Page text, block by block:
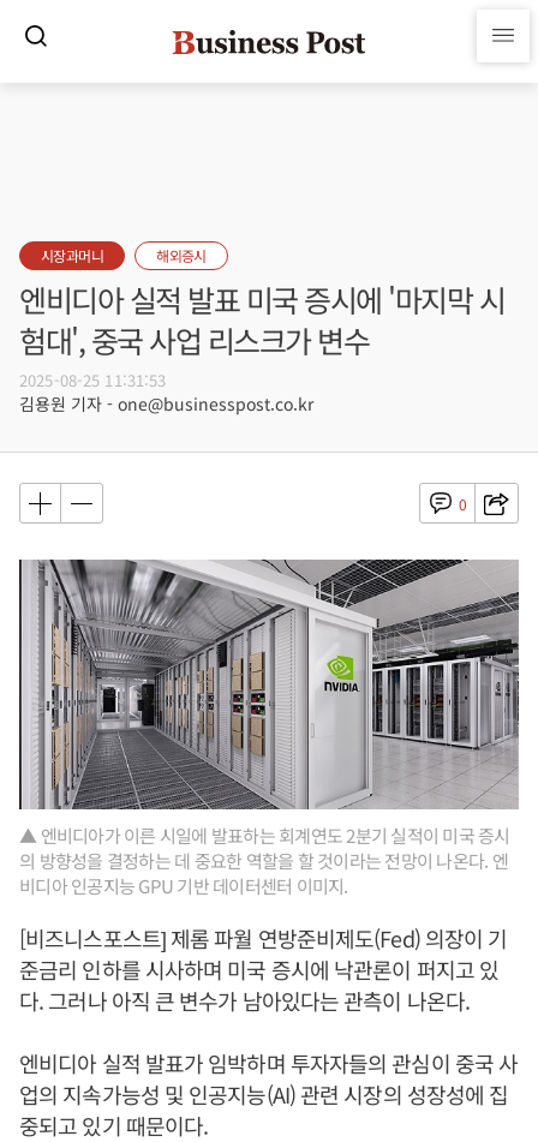
시장과머니 해외증시
엔비디아 실적 발표 미국 증시에 '마지막 시
험대', 중국 사업 리스크가 변수
2025-08-25 11:31:53
김용원 기자 - one@businesspost.co.kr
0
▲ 엔비디아가 이른 시일에 발표하는 회계연도 2분기 실적이 미국 증시
의 방향성을 결정하는 데 중요한 역할을 할 것이라는 전망이 나온다. 엔
비디아 인공지능 GPU 기반 데이터센터 이미지.
[비즈니스포스트] 제롬 파월 연방준비제도(Fed) 의장이 기
준금리 인하를 시사하며 미국 증시에 낙관론이 퍼지고 있
다. 그러나 아직 큰 변수가 남아있다는 관측이 나온다.
엔비디아 실적 발표가 임박하며 투자자들의 관심이 중국 사
업의 지속가능성 및 인공지능(AI) 관련 시장의 성장성에 집
중되고 있기 때문이다.